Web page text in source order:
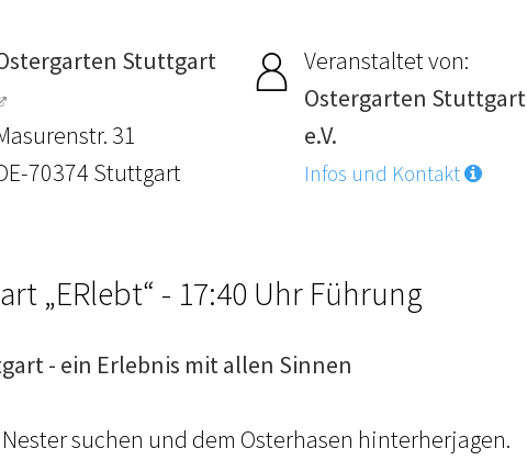
Stuttgart
31
70374 Stuttgart
Veranstaltet von:
Ostergarten Stuttgart
e.V.
Infos und Kontakt
„ERlebt“ - 17:40 Uhr Führung
- ein Erlebnis mit allen Sinnen
suchen und dem Osterhasen hinterherjagen.